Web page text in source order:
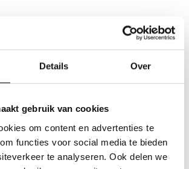
Details Over
gebruik van cookies
om content en advertenties te
functies voor social media te bieden
te analyseren. Ook delen we
Team Lacros
16, 5482 VS Schijndel Nederland
62140957
Identifikationsnummer: NL854680950B01